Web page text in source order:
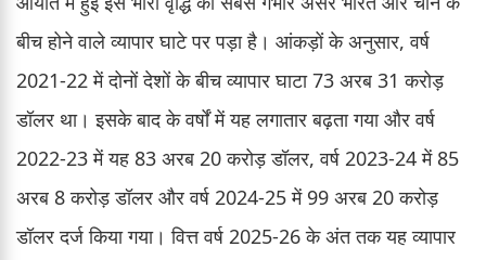
बीच होने वाले व्यापार घाटे पर पड़ा है। आंकड़ों के अनुसार, वर्ष
2021-22 में दोनों देशों के बीच व्यापार घाटा 73 अरब 31 करोड़
डॉलर था। इसके बाद के वर्षों में यह लगातार बढ़ता गया और वर्ष
2022-23 में यह 83 अरब 20 करोड़ डॉलर, वर्ष 2023-24 में 85
अरब 8 करोड़ डॉलर और वर्ष 2024-25 में 99 अरब 20 करोड़
डॉलर दर्ज किया गया। वित्त वर्ष 2025-26 के अंत तक यह व्यापार